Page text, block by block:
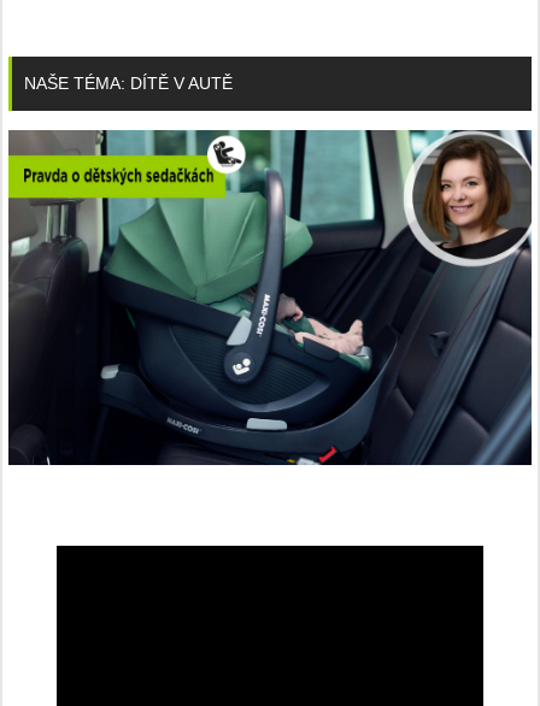
NAŠE TÉMA: DÍTĚ V AUTĚ